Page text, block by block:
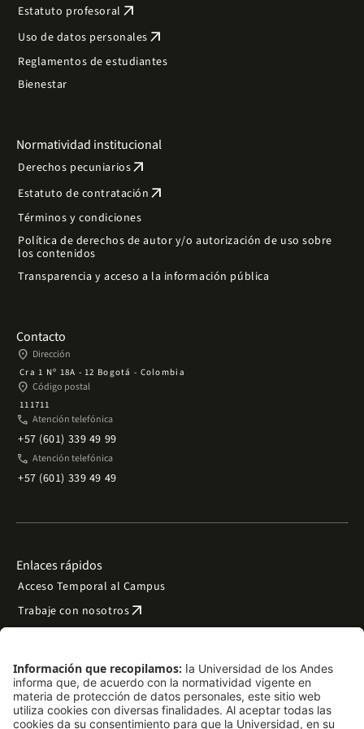
Estatuto profesoral arrow_outward
Uso de datos personales arrow_outward
Reglamentos de estudiantes
Bienestar
Normatividad institucional
Derechos pecuniariosarrow_outward
Estatuto de contratación arrow_outward
Términos y condiciones
Política de derechos de autor y/o autorización de uso sobre
los contenidos
Transparencia y acceso a la información pública
Contacto
place Dirección
Cra 1 Nº 18A - 12 Bogotá - Colombia
place Código postal
111711
phone Atención telefónica
+57 (601) 339 49 99
phone Atención telefónica
+57 (601) 339 49 49
Enlaces rápidos
Acceso Temporal al Campus
Trabaje con nosotrosarrow_outward
Preguntas frecuentes
Filantropía y donacionesarrow_outward
Mapa del sitio arrow_outward